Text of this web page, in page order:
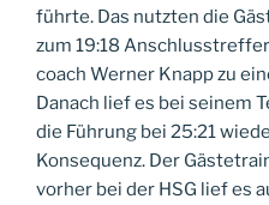
führte. Das nutzten die
zum 19:18
coach Werner Knapp zu
Danach lief es bei seinem
die Führung bei 25:21
Konsequenz. Der
vorher bei der HSG lief es